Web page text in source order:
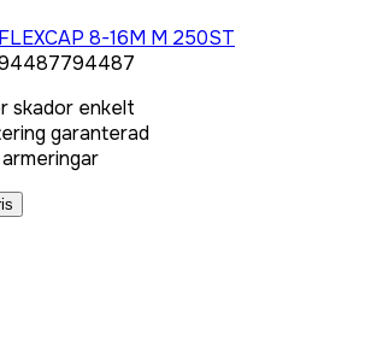
8-16M M 250ST
794487
skador enkelt
garanterad